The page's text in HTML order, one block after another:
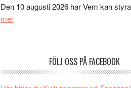
Den 10 augusti 2026 har Vem kan
merom
FÖLJ OSS PÅ FACEBOOK